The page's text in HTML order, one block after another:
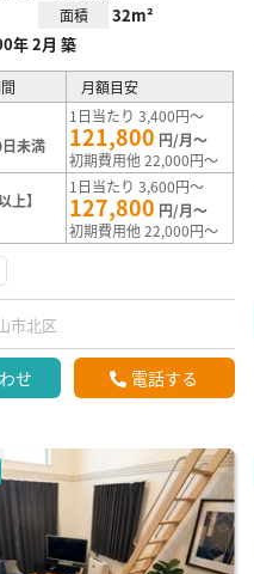
面積 32m²
年 2月 築
月額目安
未満
1日当たり 3,400円～
121,800 円/月～
初期費用他 22,000円～
上】
1日当たり 3,600円～
127,800 円/月～
初期費用他 22,000円～
市北区
せ 電話する